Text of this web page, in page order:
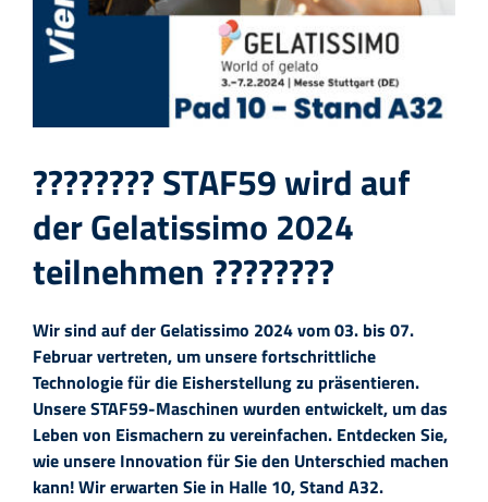
???????? STAF59 wird auf
der Gelatissimo 2024
teilnehmen ????????
Wir sind auf der Gelatissimo 2024 vom 03. bis 07.
Februar vertreten, um unsere fortschrittliche
Technologie für die Eisherstellung zu präsentieren.
Unsere STAF59-Maschinen wurden entwickelt, um das
Leben von Eismachern zu vereinfachen. Entdecken Sie,
wie unsere Innovation für Sie den Unterschied machen
kann! Wir erwarten Sie in Halle 10, Stand A32.